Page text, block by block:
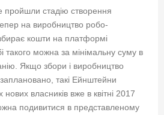
стадію створення
на виробництво робо-
кошти на платформі
такого можна за мінімальну суму в
Якщо збори і виробництво
такі Ейнштейни
нових власників вже в квітні 2017
подивитися в представленому